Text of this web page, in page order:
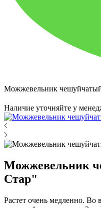
Можжевельник
Наличие уточняйте у
Можжевельник
Стар"
Растет очень медленно. Во